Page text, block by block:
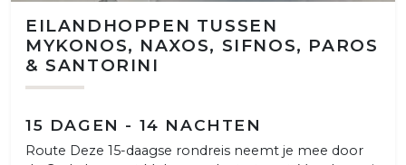
EILANDHOPPEN TUSSEN
MYKONOS, NAXOS, SIFNOS, PAROS
& SANTORINI
15 DAGEN - 14 NACHTEN
Route Deze 15-daagse rondreis neemt je mee door